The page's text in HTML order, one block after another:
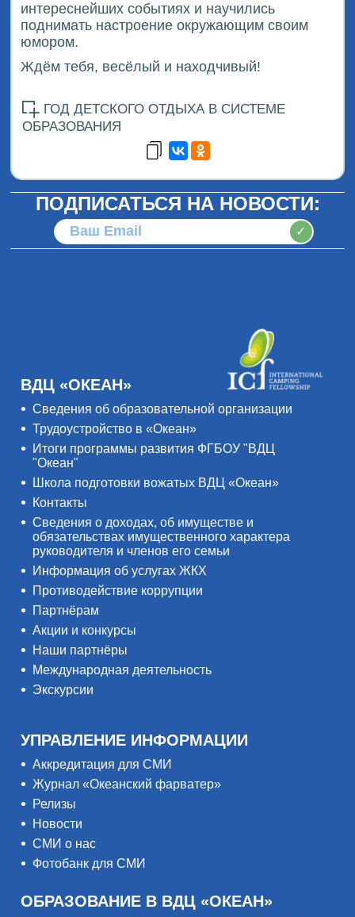
интереснейших событиях и научились
поднимать настроение окружающим своим
юмором.
Ждём тебя, весёлый и находчивый!
ГОД ДЕТСКОГО ОТДЫХА В СИСТЕМЕ
ОБРАЗОВАНИЯ
ПОДПИСАТЬСЯ НА НОВОСТИ:
✓
ВДЦ «ОКЕАН»
Сведения об образовательной организации
Трудоустройство в «Океан»
Итоги программы развития ФГБОУ "ВДЦ
"Океан"
Школа подготовки вожатых ВДЦ «Океан»
Контакты
Сведения о доходах, об имуществе и
обязательствах имущественного характера
руководителя и членов его семьи
Информация об услугах ЖКХ
Противодействие коррупции
Партнёрам
Акции и конкурсы
Наши партнёры
Международная деятельность
Экскурсии
УПРАВЛЕНИЕ ИНФОРМАЦИИ
Аккредитация для СМИ
Журнал «Океанский фарватер»
Релизы
Новости
СМИ о нас
Фотобанк для СМИ
ОБРАЗОВАНИЕ В ВДЦ «ОКЕАН»